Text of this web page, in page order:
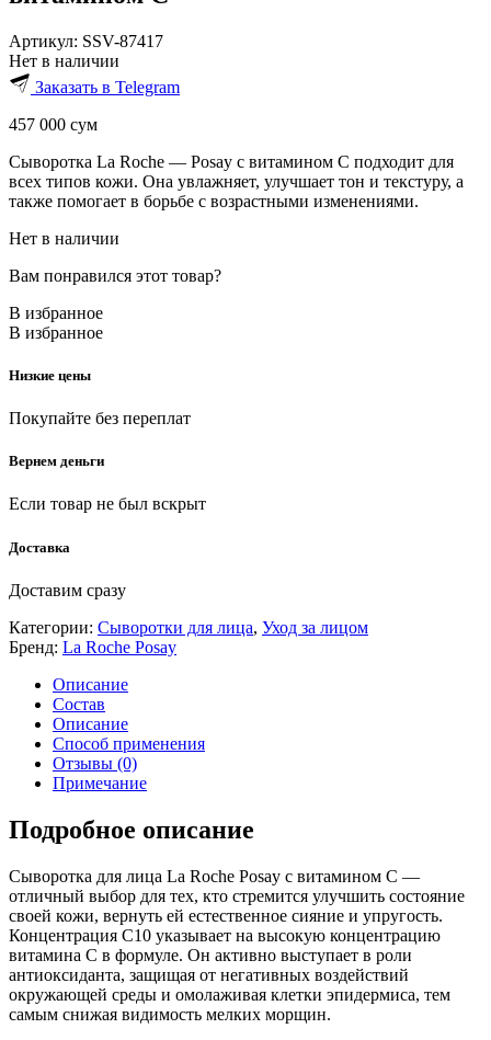
Артикул: SSV-87417
Нет в наличии
Заказать в Telegram
457 000 сум
Сыворотка La Roche — Posay с витамином C подходит для
всех типов кожи. Она увлажняет, улучшает тон и текстуру, а
также помогает в борьбе с возрастными изменениями.
Нет в наличии
Вам понравился этот товар?
В избранное
В избранное
Низкие цены
Покупайте без переплат
Вернем деньги
Если товар не был вскрыт
Доставка
Доставим сразу
Категории: Сыворотки для лица, Уход за лицом
Бренд: La Roche Posay
Описание
Состав
Описание
Способ применения
Отзывы (0)
Примечание
Подробное описание
Сыворотка для лица La Roche Posay с витамином C —
отличный выбор для тех, кто стремится улучшить состояние
своей кожи, вернуть ей естественное сияние и упругость.
Концентрация C10 указывает на высокую концентрацию
витамина C в формуле. Он активно выступает в роли
антиоксиданта, защищая от негативных воздействий
окружающей среды и омолаживая клетки эпидермиса, тем
самым снижая видимость мелких морщин.